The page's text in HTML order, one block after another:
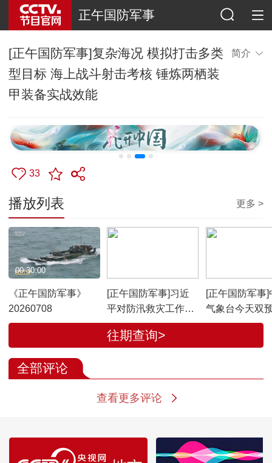
正午国防军事
[正午国防军事]复杂海况 模拟打击多类
型目标 海上战斗射击考核 锤炼两栖装
甲装备实战效能
简介
33
播放列表 更多 >
《正午国防军事》
20260708
00:30:00
[正午国防军事]习近
平对防汛救灾工作作
出重要指示强调 要全
力组织抢险救援、伤
命财产安全 李强作出
[正午国防军事]
气象台今天双
发 广西南部广
往期查询>
全部评论
查看更多评论